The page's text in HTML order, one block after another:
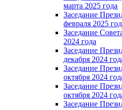
марта 2025 года
Заседание
февраля 2025
Заседание
2024 года
Заседание
декабря 2024
Заседание
октября 2024
Заседание
октября 2024
Заседание